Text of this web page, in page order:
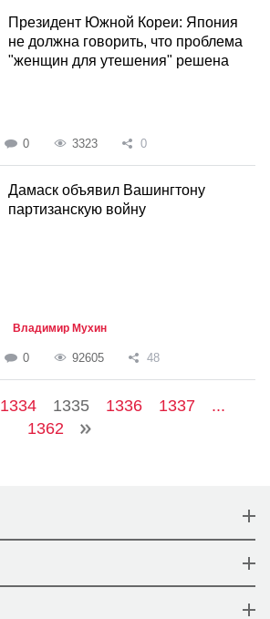
Президент Южной Кореи: Япония
не должна говорить, что проблема
"женщин для утешения" решена
0 3323 0
Дамаск объявил Вашингтону
партизанскую войну
Владимир Мухин
0 92605 48
1334 1335 1336 1337
...
1362